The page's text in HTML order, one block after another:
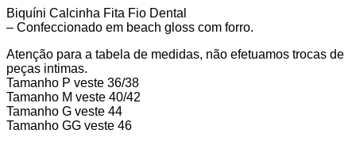
Biquíni Calcinha Fita Fio Dental
– Confeccionado em beach gloss com forro.
Atenção para a tabela de medidas, não efetuamos trocas de
peças intimas.
Tamanho P veste 36/38
Tamanho M veste 40/42
Tamanho G veste 44
Tamanho GG veste 46